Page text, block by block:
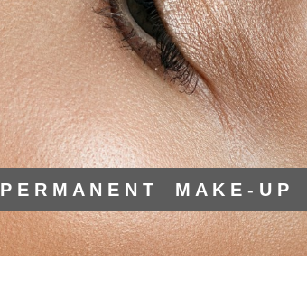
P E R M A N E N T M A K E - U P